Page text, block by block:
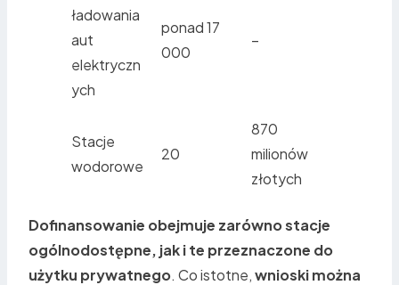
ładowania
aut
elektryczn
ych
ponad 17
000
–
Stacje
wodorowe
20
870
milionów
złotych
Dofinansowanie obejmuje zarówno stacje
ogólnodostępne, jak i te przeznaczone do
użytku prywatnego. Co istotne,wnioski można